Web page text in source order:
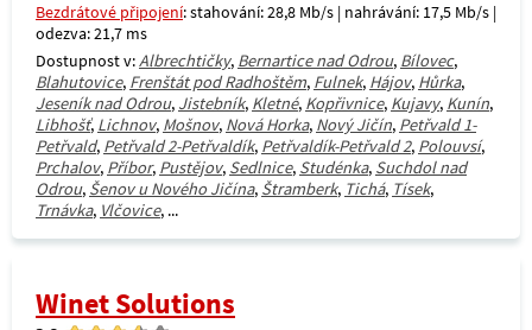
Bezdrátové připojení: stahování: 28,8 Mb/s | nahrávání: 17,5 Mb/s |
odezva: 21,7 ms
Dostupnost v:Albrechtičky, Bernartice nad Odrou, Bílovec,
Blahutovice, Frenštát pod Radhoštěm, Fulnek, Hájov, Hůrka,
Jeseník nad Odrou, Jistebník, Kletné, Kopřivnice, Kujavy, Kunín,
Libhošť, Lichnov, Mošnov, Nová Horka, Nový Jičín, Petřvald 1-
Petřvald, Petřvald 2-Petřvaldík, Petřvaldík-Petřvald 2, Polouvsí,
Prchalov, Příbor, Pustějov, Sedlnice, Studénka, Suchdol nad
Odrou, Šenov u Nového Jičína, Štramberk, Tichá, Tísek,
Trnávka, Vlčovice, ...
Winet Solutions